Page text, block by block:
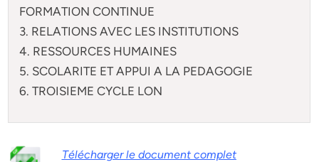
FORMATION CONTINUE
3. RELATIONS AVEC LES INSTITUTIONS
4. RESSOURCES HUMAINES
5. SCOLARITE ET APPUI A LA PEDAGOGIE
6. TROISIEME CYCLE LON
Télécharger le document complet